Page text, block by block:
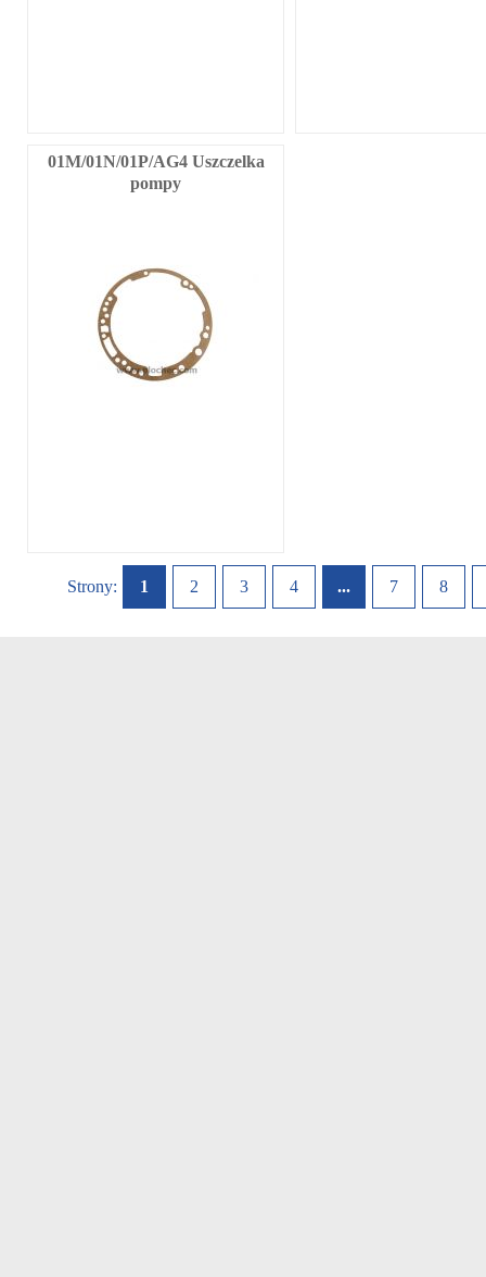
01M/01N/01P/AG4 Uszczelka
pompy
Strony: 1 2 3 4 ... 7 8